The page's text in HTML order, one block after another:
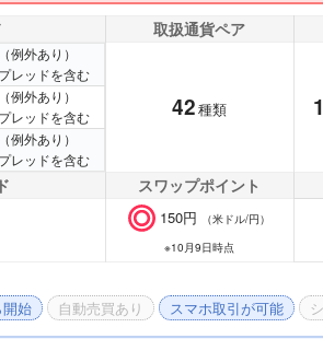
取扱通貨ペア
例外あり）
レッドを含む
例外あり）
レッドを含む
例外あり）
レッドを含む
42種類
スワップポイント
150円
（米ドル/円）
※10月9日時点
始 自動売買あり スマホ取引が可能